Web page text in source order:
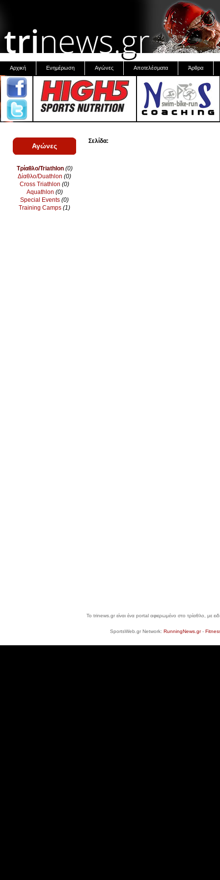
Αρχική Ενημέρωση Αγώνες Αποτελέσματα Άρθρα
Αγώνες
Τρίαθλο/Triathlon (0)
Δίαθλο/Duathlon (0)
Cross Triathlon (0)
Aquathlon (0)
Special Events (0)
Training Camps (1)
Σελίδα:
Το trinews.gr είναι ένα portal αφιερωμένο στο τρίαθλο, με
SportsWeb.gr Network: RunningNews.gr-